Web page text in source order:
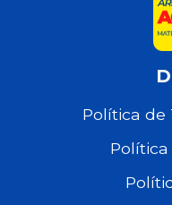
Política de